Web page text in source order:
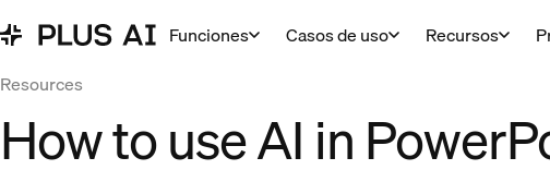
Funciones Casos de uso Recursos
Resources
How to use AI in